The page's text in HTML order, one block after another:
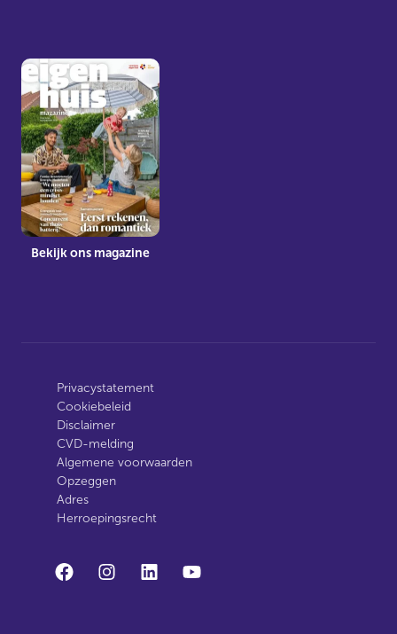
Bekijk ons magazine
Privacystatement
Cookiebeleid
Disclaimer
CVD-melding
Algemene voorwaarden
Opzeggen
Adres
Herroepingsrecht
facebookinstagramlinkedinyoutube